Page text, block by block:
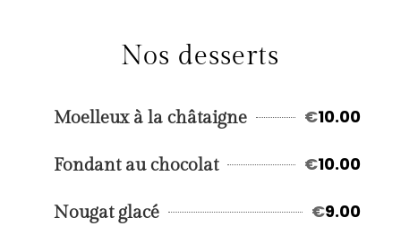
Nos desserts
Moelleux à la châtaigne €10.00
Fondant au chocolat €10.00
Nougat glacé €9.00